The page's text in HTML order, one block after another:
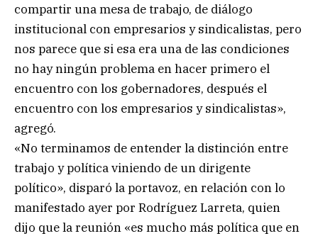
compartir una mesa de trabajo, de diálogo
institucional con empresarios y sindicalistas, pero
nos parece que si esa era una de las condiciones
no hay ningún problema en hacer primero el
encuentro con los gobernadores, después el
encuentro con los empresarios y sindicalistas»,
agregó.
«No terminamos de entender la distinción entre
trabajo y política viniendo de un dirigente
político», disparó la portavoz, en relación con lo
manifestado ayer por Rodríguez Larreta, quien
dijo que la reunión «es mucho más política que en